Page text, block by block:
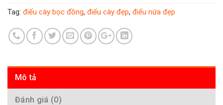
Tag: điếu cày bọc đồng, điếu cày đẹp, điếu nứa đẹp
Mô tả
Đánh giá (0)